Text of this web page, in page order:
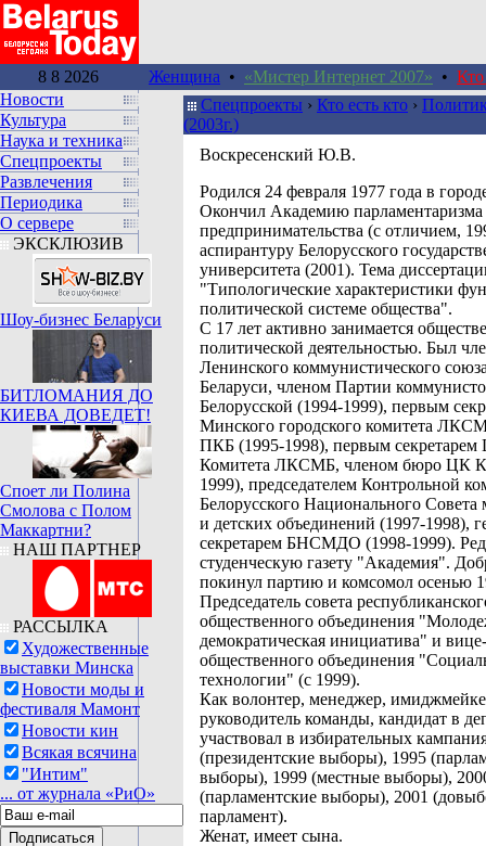
8 8 2026 Женщина • «Мистер Интернет 2007» • Кто
Новости
Культура
Наука и техника
Спецпроекты
Развлечения
Периодика
О сервере
ЭКСКЛЮЗИВ
Шоу-бизнес Беларуси
БИТЛОМАНИЯ ДО
КИЕВА ДОВЕДЕТ!
Споет ли Полина
Смолова с Полом
Маккартни?
НАШ ПАРТНЕР
РАССЫЛКА
Художественные
выставки Минска
Новости моды и
фестиваля Мамонт
Новости кин
Всякая всячина
"Интим"
... от журнала «РиО»
Спецпроекты › Кто есть кто ›
(2003г.)
Воскресенский Ю.В.
Pодился 24 февраля 1977 года в
Окончил Академию
предпринимательства (с отличием,
аспирантуру Белорусского
университета (2001). Тема
"Типологические характеристики
политической системе общества".
С 17 лет активно занимается
политической деятельностью. Был
Ленинского коммунистического
Беларуси, членом Партии
Белорусской (1994-1999), первым
Минского городского комитета
ПКБ (1995-1998), первым секретарем
Комитета ЛКСМБ, членом бюро ЦК
1999), председателем Контрольной
Белорусского Национального
и детских объединений (1997-1998),
секретарем БНСМДО (1998-1999).
студенческую газету "Академия".
покинул партию и комсомол осенью
Председатель совета
общественного объединения
демократическая инициатива" и
общественного объединения
технологии" (с 1999).
Как волонтер, менеджер,
руководитель команды, кандидат в
участвовал в избирательных
(президентские выборы), 1995
выборы), 1999 (местные выборы),
(парламентские выборы), 2001
парламент).
Женат, имеет сына.